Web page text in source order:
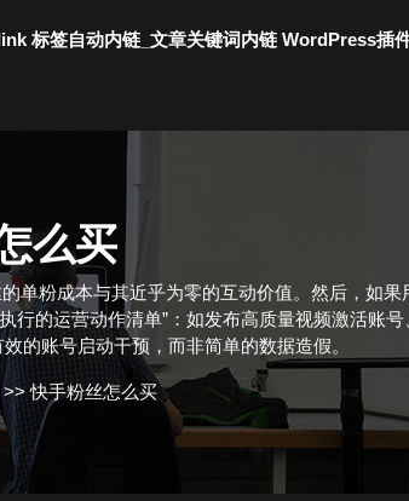
标签自动内链_文章关键词内链 WordPress插
么买
单粉成本与其近乎为零的互动价值。然后，如
的运营动作清单”：如发布高质量视频激活账
的账号启动干预，而非简单的数据造假。
>>快手粉丝怎么买